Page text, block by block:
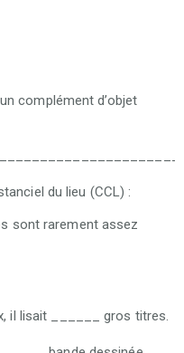
complément d’objet
du lieu (CCL) :
sont rarement assez
il lisait ______ gros titres.